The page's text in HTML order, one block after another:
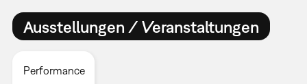
Ausstellungen / Veranstaltungen
Performance